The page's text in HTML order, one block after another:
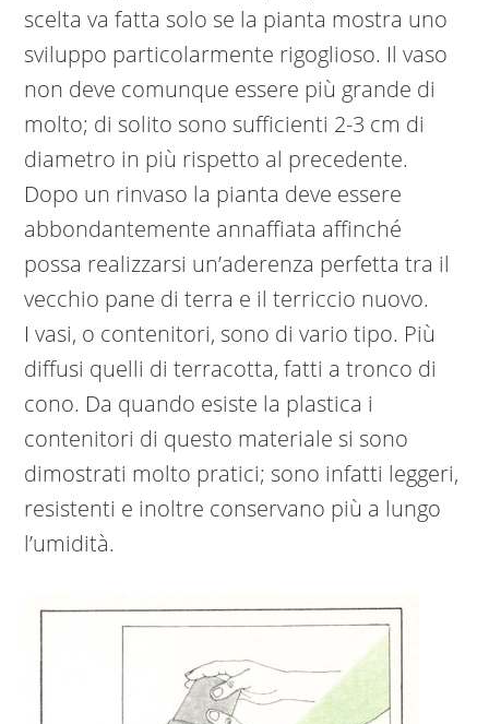
scelta va fatta solo se la pianta mostra uno
sviluppo particolarmente rigoglioso. Il vaso
non deve comunque essere più grande di
molto; di solito sono sufficienti 2-3 cm di
diametro in più rispetto al precedente.
Dopo un rinvaso la pianta deve essere
abbondantemente annaffiata affinché
possa realizzarsi un’aderenza perfetta tra il
vecchio pane di terra e il terriccio nuovo.
I vasi, o contenitori, sono di vario tipo. Più
diffusi quelli di terracotta, fatti a tronco di
cono. Da quando esiste la plastica i
contenitori di questo materiale si sono
dimostrati molto pratici; sono infatti leggeri,
resistenti e inoltre conservano più a lungo
l’umidità.